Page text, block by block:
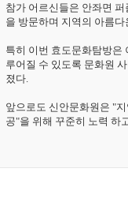
참가 어르신들은 안좌면
을 방문하며 지역의 아름
특히 이번 효도문화탐방은
루어질 수 있도록 문화원
졌다.
앞으로도 신안문화원은 "
공"을 위해 꾸준히 노력 하